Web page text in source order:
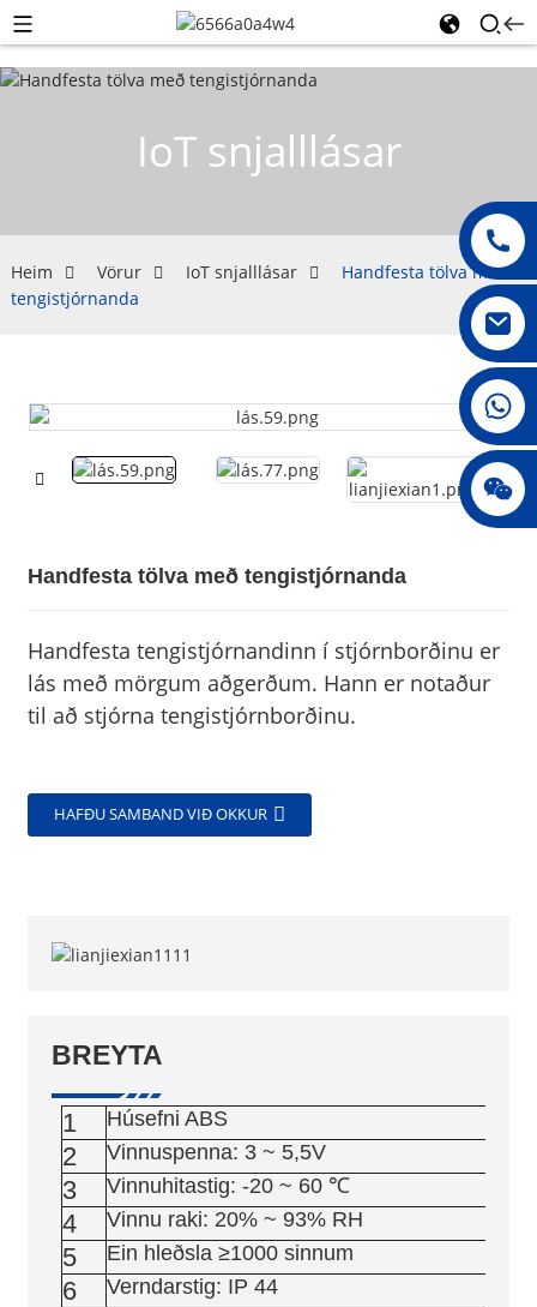
008615396811719
Jenny010678
IoT snjalllásar
Heim Vörur IoT snjalllásar
Handfesta tölva með
tengistjórnanda
Handfesta tölva með tengistjórnanda
Handfesta tengistjórnandinn í stjórnborðinu er
lás með mörgum aðgerðum. Hann er notaður
til að stjórna tengistjórnborðinu.
HAFÐU SAMBAND VIÐ OKKUR
BREYTA
1 Húsefni ABS
2 Vinnuspenna: 3 ~ 5,5V
3 Vinnuhitastig: -20 ~ 60 ℃
4 Vinnu raki: 20% ~ 93% RH
5 Ein hleðsla ≥1000 sinnum
6 Verndarstig: IP 44